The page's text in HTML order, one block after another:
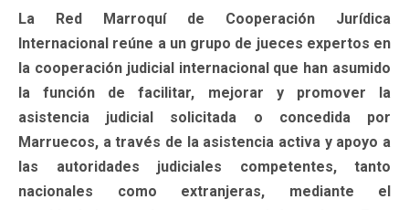
La Red Marroquí de Cooperación Jurídica
Internacional reúne a un grupo de jueces expertos en
la cooperación judicial internacional que han asumido
la función de facilitar, mejorar y promover la
asistencia judicial solicitada o concedida por
Marruecos, a través de la asistencia activa y apoyo a
las autoridades judiciales competentes, tanto
nacionales como extranjeras, mediante el